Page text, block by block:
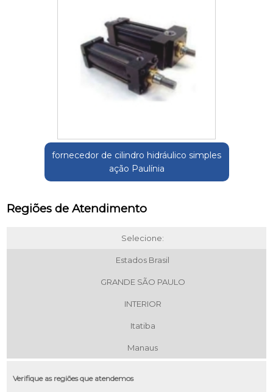
fornecedor de cilindro hidráulico simples
ação Paulínia
Regiões de Atendimento
Selecione:
Estados Brasil
GRANDE SÃO PAULO
INTERIOR
Itatiba
Manaus
Verifique as regiões que atendemos